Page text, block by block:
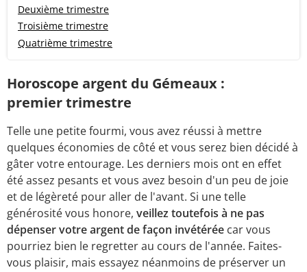
Deuxième trimestre
Troisième trimestre
Quatrième trimestre
Horoscope argent du Gémeaux :
premier trimestre
Telle une petite fourmi, vous avez réussi à mettre
quelques économies de côté et vous serez bien décidé à
gâter votre entourage. Les derniers mois ont en effet
été assez pesants et vous avez besoin d'un peu de joie
et de légèreté pour aller de l'avant. Si une telle
générosité vous honore, veillez toutefois à ne pas
dépenser votre argent de façon invétérée car vous
pourriez bien le regretter au cours de l'année. Faites-
vous plaisir, mais essayez néanmoins de préserver un